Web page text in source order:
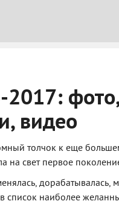
видео
толчок к еще
на свет первое
дорабатывалась,
список наиболее